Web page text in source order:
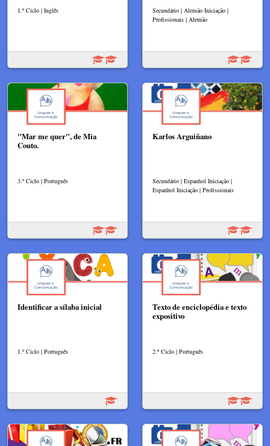
1.º Ciclo | Inglês
Secundário | Alemão Iniciação |
Profissionais | Alemão
"Mar me quer", de Mia
Couto.
3.º Ciclo | Português
Karlos Arguiñano
Secundário | Espanhol Iniciação |
Espanhol Iniciação | Profissionais
Identificar a sílaba inicial
1.º Ciclo | Português
Texto de enciclopédia e texto
expositivo
2.º Ciclo | Português